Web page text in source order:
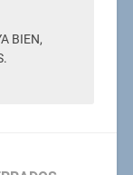
BIEN,